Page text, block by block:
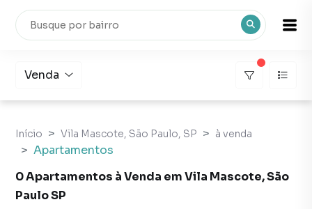
Venda
Início Vila Mascote, São Paulo, SP à venda
Apartamentos
0 Apartamentos à Venda em Vila Mascote, São
Paulo SP